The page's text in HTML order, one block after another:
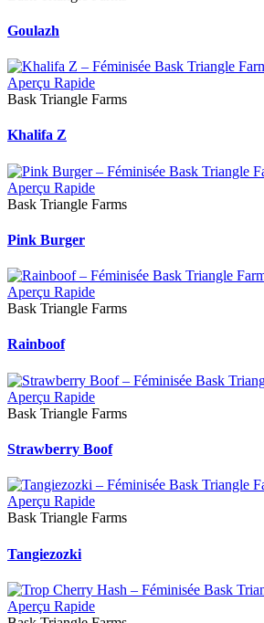
Goulazh
Aperçu Rapide
Bask Triangle Farms
Khalifa Z
Aperçu Rapide
Bask Triangle Farms
Pink Burger
Aperçu Rapide
Bask Triangle Farms
Rainboof
Aperçu Rapide
Bask Triangle Farms
Strawberry Boof
Aperçu Rapide
Bask Triangle Farms
Tangiezozki
Aperçu Rapide